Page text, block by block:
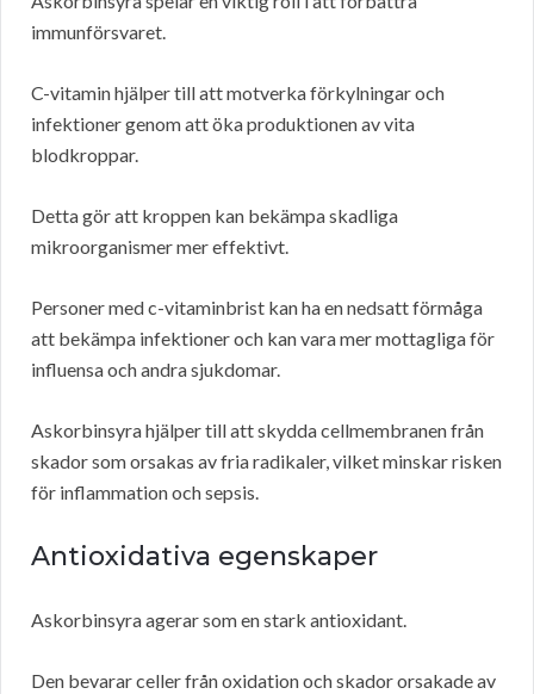
immunförsvaret.
C-vitamin hjälper till att motverka förkylningar och
infektioner genom att öka produktionen av vita
blodkroppar.
Detta gör att kroppen kan bekämpa skadliga
mikroorganismer mer effektivt.
Personer med c-vitaminbrist kan ha en nedsatt förmåga
att bekämpa infektioner och kan vara mer mottagliga för
influensa och andra sjukdomar.
Askorbinsyra hjälper till att skydda cellmembranen från
skador som orsakas av fria radikaler, vilket minskar risken
för inflammation och sepsis.
Antioxidativa egenskaper
Askorbinsyra agerar som en stark antioxidant.
Den bevarar celler från oxidation och skador orsakade av